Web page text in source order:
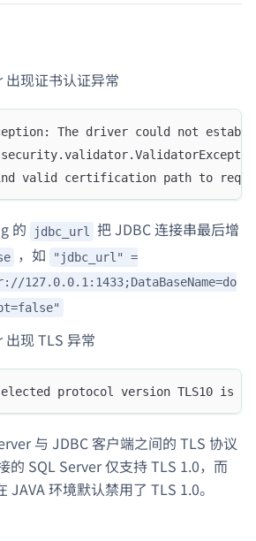
出现证书认证异常
The driver could not
valid certification path to
的 jdbc_url
把 JDBC 连接串最后增
，如
"jdbc_url" =
127.0.0.1:1433;DataBaseName=do
出现 TLS 异常
protocol version TLS10 is
与 JDBC 客户端之间的 TLS 协议
的 SQL Server 仅支持 TLS 1.0，而
JAVA 环境默认禁用了 TLS 1.0。